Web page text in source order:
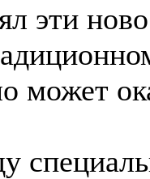
эти
может